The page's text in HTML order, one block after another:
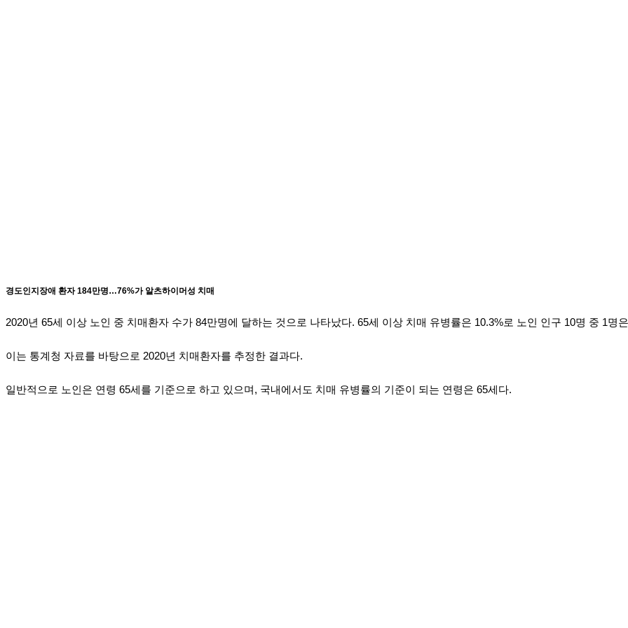
경도인지장애 환자 184만명…76%가 알츠하이머성 치매
2020년 65세 이상 노인 중 치매환자 수가 84만명에 달하는 것으로 나타났다. 65세 이상 치매 유병률은 10.3%로 노인 인구 10명 중 1명
이는 통계청 자료를 바탕으로 2020년 치매환자를 추정한 결과다.
일반적으로 노인은 연령 65세를 기준으로 하고 있으며, 국내에서도 치매 유병률의 기준이 되는 연령은 65세다.